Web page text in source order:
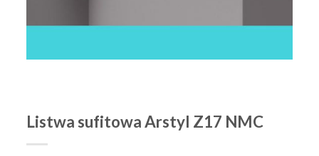
Listwa sufitowa Arstyl Z17 NMC